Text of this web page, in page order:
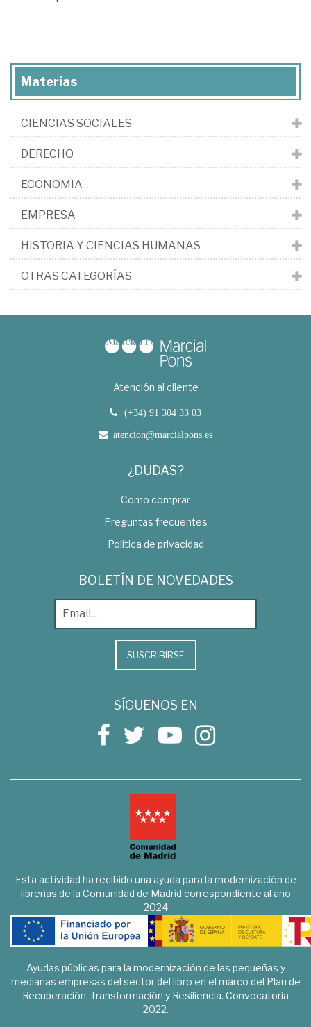
Materias
CIENCIAS SOCIALES
DERECHO
ECONOMÍA
EMPRESA
HISTORIA Y CIENCIAS HUMANAS
OTRAS CATEGORÍAS
Atención al cliente
(+34) 91 304 33 03
atencion@marcialpons.es
¿DUDAS?
Como comprar
Preguntas frecuentes
Política de privacidad
BOLETÍN DE NOVEDADES
SUSCRIBIRSE
SÍGUENOS EN
Esta actividad ha recibido una ayuda para la modernización de
librerías de la Comunidad de Madrid correspondiente al año
2024
Ayudas públicas para la modernización de las pequeñas y
medianas empresas del sector del libro en el marco del Plan de
Recuperación, Transformación y Resiliencia. Convocatoria
2022.